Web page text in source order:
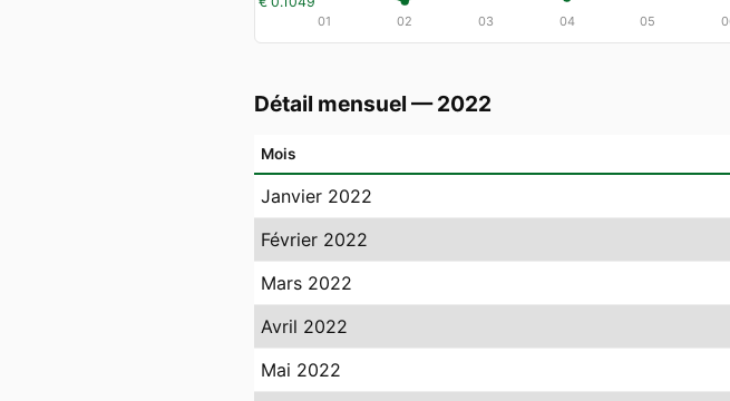
01 02 03 04 05
Détail mensuel — 2022
Mois
Janvier 2022
Février 2022
Mars 2022
Avril 2022
Mai 2022